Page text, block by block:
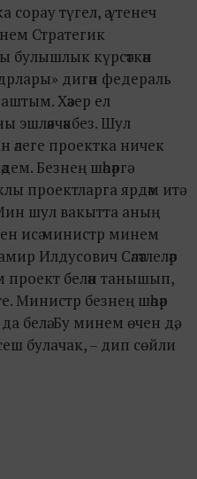
түгел, ә үтенеч
Стратегик
күрсәткән
дигән федераль
Хәзер ел
Шул
проектка ничек
Безнең шәһәргә
проектларга ярдәм итә
шул вакытта аның
исә министр минем
Илдусович Сәләтлеләр
белән танышып,
Министр безнең шәһәр
белә. Бу минем өчен дә,
булачак, – дип сөйли